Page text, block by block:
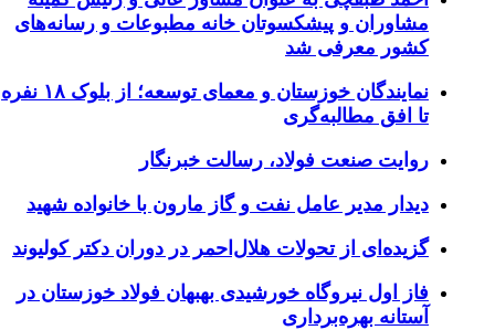
و پیشکسوتان خانه مطبوعات و رسانه‌های
معرفی شد
نمایندگان خوزستان و معمای توسعه؛ از بلوک ۱۸ نفره
افق مطالبه‌گری
صنعت فولاد،‌ رسالت خبرنگار
مدیر عامل نفت و گاز مارون با خانواده شهید
از تحولات هلال‌احمر در دوران دکتر کولیوند
اول نیروگاه خورشیدی بهبهان فولاد خوزستان در
بهره‌برداری